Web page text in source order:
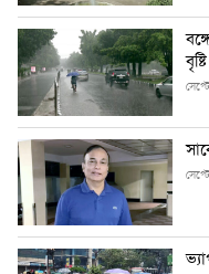
বৃষ্টি